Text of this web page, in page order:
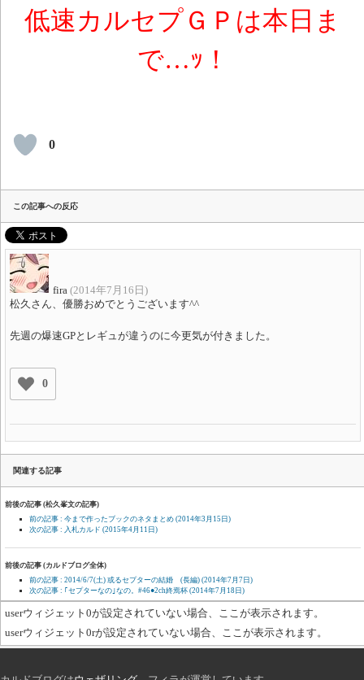
低速カルセプＧＰは本日ま
で…ｯ！
0
この記事への反応
fira (2014年7月16日)
松久さん、優勝おめでとうございます^^
先週の爆速GPとレギュが違うのに今更気が付きました。
0
関連する記事
前後の記事 (松久峯文の記事)
前の記事 : 今まで作ったブックのネタまとめ (2014年3月15日)
次の記事 : 入札カルド (2015年4月11日)
前後の記事 (カルドブログ全体)
前の記事 : 2014/6/7(土) 或るセプターの結婚 (長編) (2014年7月7日)
次の記事 : ｢セプターなの｣なの。#46●2ch終焉杯 (2014年7月18日)
userウィジェット0が設定されていない場合、ここが表示されます。
userウィジェット0rが設定されていない場合、ここが表示されます。